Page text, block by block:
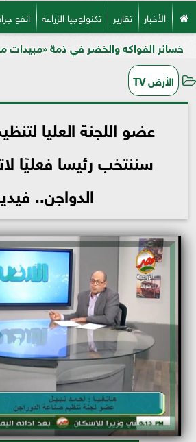
الأخبار تقارير تكنولوجيا الزراعة انفو
والخضر في ذمة «مبيدات مصر»
الأرض TV
عضو اللجنة العليا
سننتخب رئيسا فعليًا
الدواجن..